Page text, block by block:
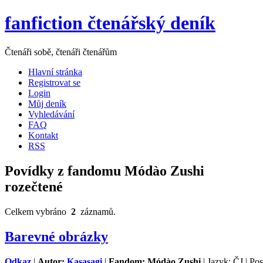
fanfiction čtenářský deník
Čtenáři sobě, čtenáři čtenářům
Hlavní stránka
Registrovat se
Login
Můj deník
Vyhledávání
FAQ
Kontakt
RSS
Povídky z fandomu Módào Zushi
rozečtené
Celkem vybráno 2 záznamů.
Barevné obrázky